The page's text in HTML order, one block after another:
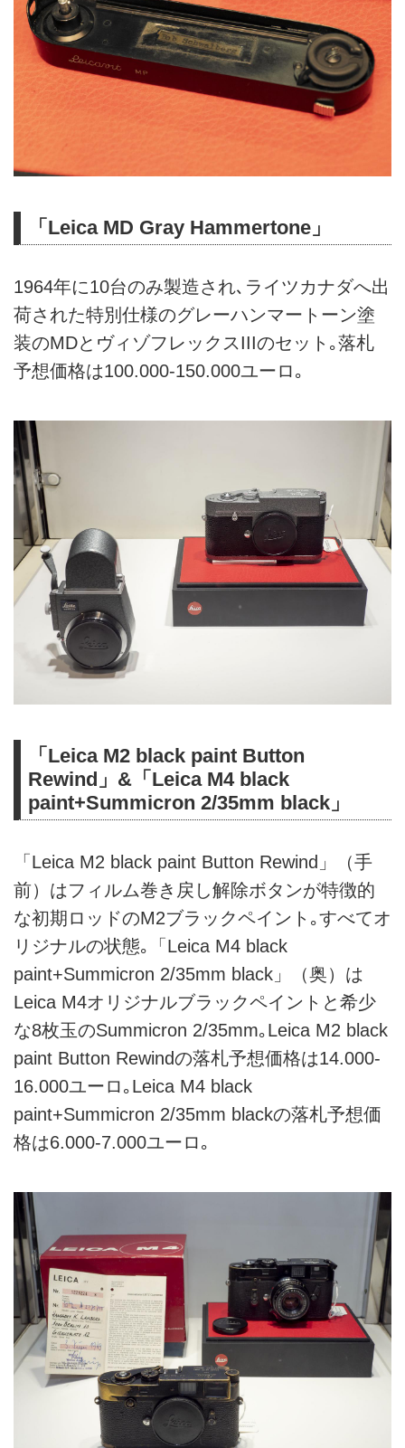
「Leica MD Gray Hammertone」
1964年に10台のみ製造され､ライツカナダへ出
荷された特別仕様のグレーハンマートーン塗
装のMDとヴィゾフレックスIIIのセット｡落札
予想価格は100.000-150.000ユーロ｡
「Leica M2 black paint Button
Rewind」&「Leica M4 black
paint+Summicron 2/35mm black」
「Leica M2 black paint Button Rewind」（手
前）はフィルム巻き戻し解除ボタンが特徴的
な初期ロッドのM2ブラックペイント｡すべてオ
リジナルの状態｡「Leica M4 black
paint+Summicron 2/35mm black」（奥）は
Leica M4オリジナルブラックペイントと希少
な8枚玉のSummicron 2/35mm｡Leica M2 black
paint Button Rewindの落札予想価格は14.000-
16.000ユーロ｡Leica M4 black
paint+Summicron 2/35mm blackの落札予想価
格は6.000-7.000ユーロ｡